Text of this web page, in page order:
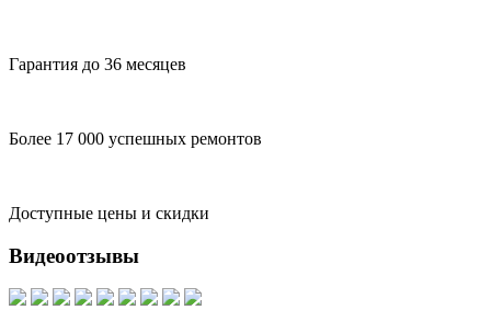
Гарантия до 36 месяцев
Более 17 000 успешных ремонтов
Доступные цены и скидки
Видеоотзывы